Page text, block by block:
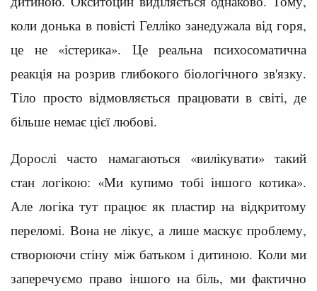
коли донька в повісті Гелліко занедужала від горя,
це не «істерика». Це реальна психосоматична
реакція на розрив глибокого біологічного зв'язку.
Тіло просто відмовляється працювати в світі, де
більше немає цієї любові.
Дорослі часто намагаються «вилікувати» такий
стан логікою: «Ми купимо тобі іншого котика».
Але логіка тут працює як пластир на відкритому
переломі. Вона не лікує, а лише маскує проблему,
створюючи стіну між батьком і дитиною. Коли ми
заперечуємо право іншого на біль, ми фактично